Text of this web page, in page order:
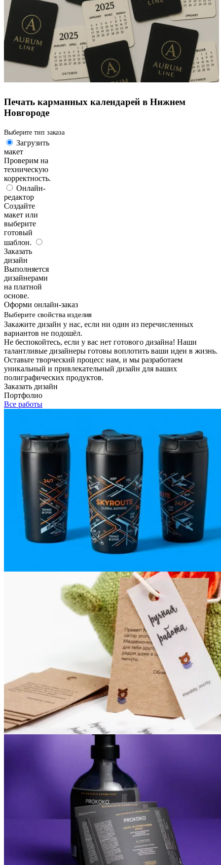
Печать карманных календарей в Нижнем
Новгороде
Выберите тип заказа
Загрузить
макет
Проверим на
техническую
корректность.
Онлайн-
редактор
Создайте
макет или
выберите
готовый
шаблон.
Заказать
дизайн
Выполняется
дизайнерами
на платной
основе.
Оформи онлайн-заказ
Выберите свойства изделия
Закажите дизайн у нас, если ни один из перечисленных
вариантов не подошёл.
Не беспокойтесь, если у вас нет готового дизайна! Наши
талантливые дизайнеры готовы воплотить ваши идеи в жизнь.
Оставьте творческий процесс нам, и мы разработаем
уникальный и привлекательный дизайн для ваших
полиграфических продуктов.
Заказать дизайн
Портфолио
Все работы